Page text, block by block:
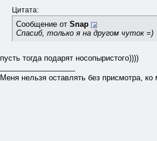
Цитата:
Сообщение от Snap
Спасиб, только я на другом чуток =)
пусть тогда подарят носопыристого))))
Меня нельзя оставлять без присмотра,